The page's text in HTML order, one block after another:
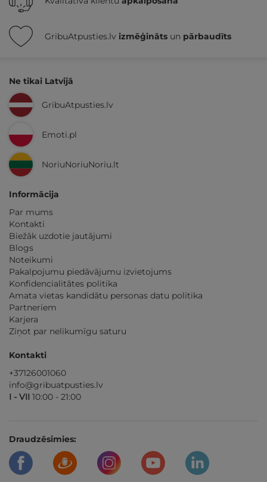
GribuAtpusties.lv izmēģināts un pārbaudīts
Ne tikai Latvijā
GribuAtpusties.lv
Emoti.pl
NoriuNoriuNoriu.lt
Informācija
Par mums
Kontakti
Biežāk uzdotie jautājumi
Blogs
Noteikumi
Pakalpojumu piedāvājumu izvietojums
Konfidencialitātes politika
Amata vietas kandidātu personas datu politika
Partneriem
Karjera
Ziņot par nelikumīgu saturu
Kontakti
+37126001060
info@gribuatpusties.lv
I - VII 10:00 - 21:00
Draudzēsimies: